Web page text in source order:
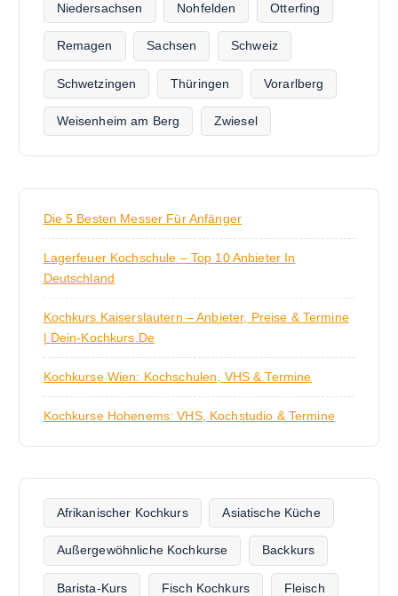
Niedersachsen Nohfelden Otterfing
Remagen Sachsen Schweiz
Schwetzingen Thüringen Vorarlberg
Weisenheim am Berg Zwiesel
Die 5 Besten Messer Für Anfänger
Lagerfeuer Kochschule – Top 10 Anbieter In
Deutschland
Kochkurs Kaiserslautern – Anbieter, Preise & Termine
| Dein-Kochkurs.de
Kochkurse Wien: Kochschulen, VHS & Termine
Kochkurse Hohenems: VHS, Kochstudio & Termine
Afrikanischer Kochkurs Asiatische Küche
Außergewöhnliche Kochkurse Backkurs
Barista-Kurs Fisch Kochkurs Fleisch